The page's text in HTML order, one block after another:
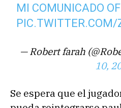
MI COMUNICADO
— Robert farah
10,
Se espera que el